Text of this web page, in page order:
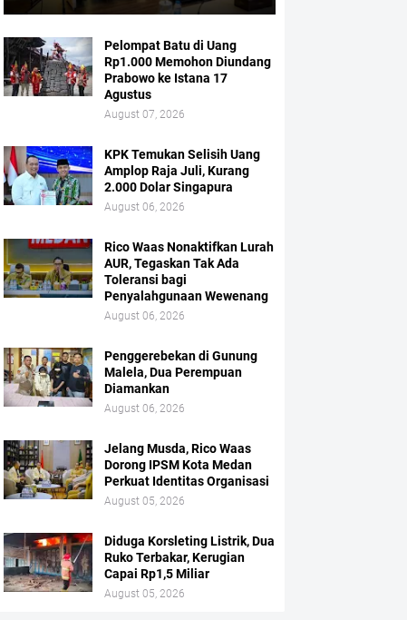
Pelompat Batu di Uang
Rp1.000 Memohon Diundang
Prabowo ke Istana 17
Agustus
August 07, 2026
KPK Temukan Selisih Uang
Amplop Raja Juli, Kurang
2.000 Dolar Singapura
August 06, 2026
Rico Waas Nonaktifkan Lurah
AUR, Tegaskan Tak Ada
Toleransi bagi
Penyalahgunaan Wewenang
August 06, 2026
Penggerebekan di Gunung
Malela, Dua Perempuan
Diamankan
August 06, 2026
Jelang Musda, Rico Waas
Dorong IPSM Kota Medan
Perkuat Identitas Organisasi
August 05, 2026
Diduga Korsleting Listrik, Dua
Ruko Terbakar, Kerugian
Capai Rp1,5 Miliar
August 05, 2026